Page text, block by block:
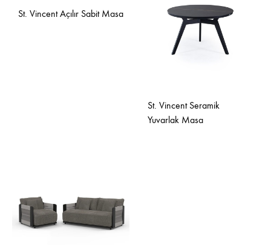
St. Vincent Açılır Sabit Masa
St. Vincent Seramik
Yuvarlak Masa